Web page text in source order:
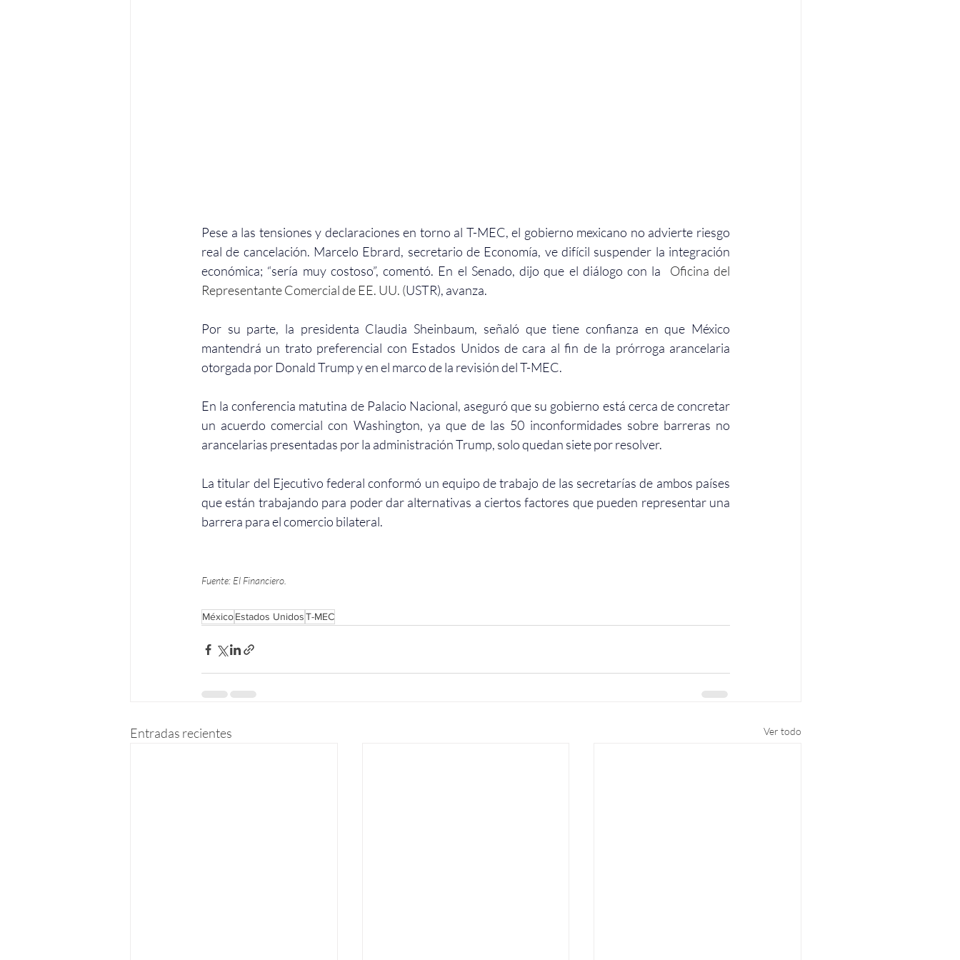
Pese a las tensiones y declaraciones en torno al T-MEC, el gobierno mexicano no advierte riesgo
real de cancelación. Marcelo Ebrard, secretario de Economía, ve difícil suspender la integración
económica; “sería muy costoso”, comentó. En el Senado, dijo que el diálogo con la
Oficina del
Representante Comercial de EE. UU. (USTR), avanza.
Por su parte, la presidenta Claudia Sheinbaum, señaló que tiene confianza en que México
mantendrá un trato preferencial con Estados Unidos de cara al fin de la prórroga arancelaria
otorgada por Donald Trump y en el marco de la revisión del T-MEC.
un acuerdo comercial con Washington, ya que de las 50 inconformidades sobre barreras no
arancelarias presentadas por la administración Trump, solo quedan siete por resolver.
La titular del Ejecutivo federal conformó un equipo de trabajo de las secretarías de ambos países
que están trabajando para poder dar alternativas a ciertos factores que pueden representar una
barrera para el comercio bilateral.
Fuente: El Financiero.
MéxicoEstados UnidosT-MEC
Entradas recientes Ver todo